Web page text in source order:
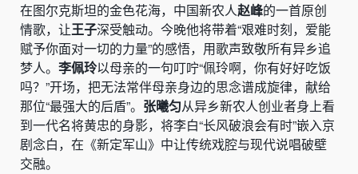
在图尔克斯坦的金色花海，中国新农人赵峰的一首原创
情歌，让王子深受触动。今晚他将带着“艰难时刻，爱能
赋予你面对一切的力量”的感悟，用歌声致敬所有异乡追
梦人。 李佩玲以母亲的一句叮咛“佩玲啊，你有好好吃饭
吗？”开场，把无法常伴母亲身边的思念谱成旋律，献给
那位“最强大的后盾”。 张曦匀从异乡新农人创业者身上看
到一代名将黄忠的身影，将李白“长风破浪会有时”嵌入京
剧念白，在《新定军山》中让传统戏腔与现代说唱破壁
交融。